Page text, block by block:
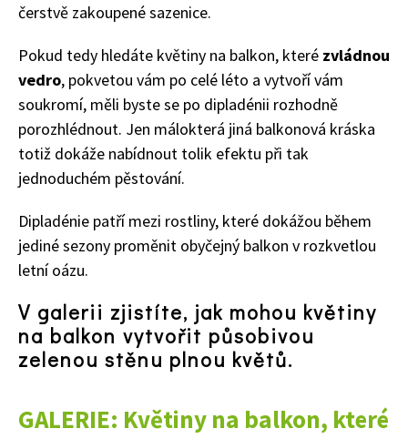
74 Kč
čerstvě zakoupené sazenice.
Pokud tedy hledáte květiny na balkon, které zvládnou
vedro, pokvetou vám po celé léto a vytvoří vám
soukromí, měli byste se po dipladénii rozhodně
porozhlédnout. Jen málokterá jiná balkonová kráska
totiž dokáže nabídnout tolik efektu při tak
jednoduchém pěstování.
Dipladénie patří mezi rostliny, které dokážou během
jediné sezony proměnit obyčejný balkon v rozkvetlou
letní oázu.
V galerii zjistíte, jak mohou květiny
na balkon vytvořit působivou
zelenou stěnu plnou květů.
GALERIE: Květiny na balkon, které